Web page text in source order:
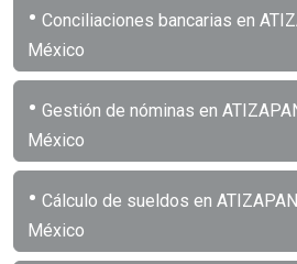
• Conciliaciones bancarias en
México
• Gestión de nóminas en
México
• Cálculo de sueldos en
México